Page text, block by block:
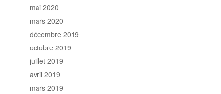
mai 2020
mars 2020
décembre 2019
octobre 2019
juillet 2019
avril 2019
mars 2019